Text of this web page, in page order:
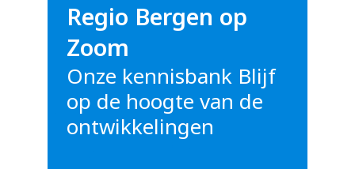
Regio Bergen op
Zoom
Onze kennisbank Blijf
op de hoogte van de
ontwikkelingen